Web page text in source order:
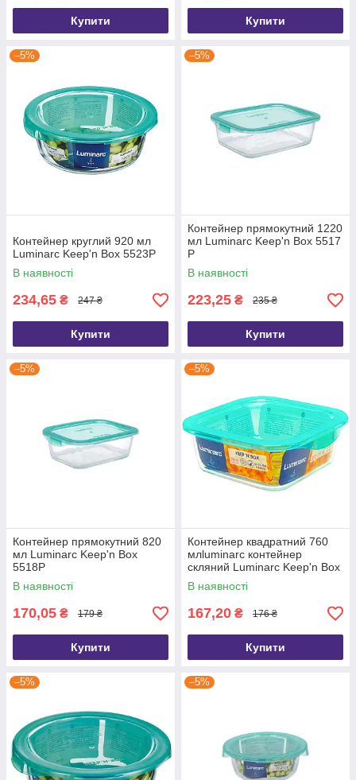
Купити Купити
–5%
Контейнер круглий 920 мл
Luminarc Keep'n Box 5523P
В наявності
234,65 ₴ 247 ₴
Купити
–5%
Контейнер прямокутний 1220
мл Luminarc Keep'n Box 5517
P
В наявності
223,25 ₴ 235 ₴
Купити
–5%
Контейнер прямокутний 820
мл Luminarc Keep'n Box
5518P
В наявності
170,05 ₴ 179 ₴
Купити
–5%
Контейнер квадратний 760
млluminarc контейнер
скляний Luminarc Keep'n Box
5521P
В наявності
167,20 ₴ 176 ₴
Купити
–5% –5%